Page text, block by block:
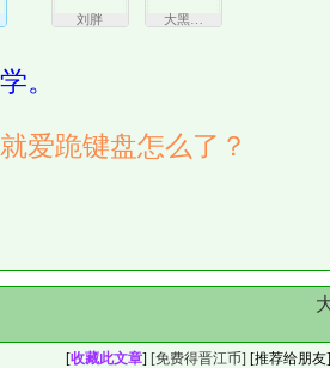
刘胖 大黑…
。
爱跪键盘怎么了？
[收藏此文章] [免费得晋江币] [推荐给朋友